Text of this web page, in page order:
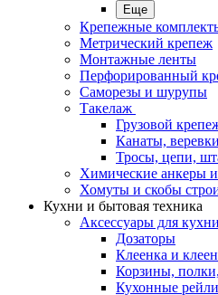
Еще
Крепежные
Метрический крепеж
Монтажные ленты
Перфорированный
Саморезы и шурупы
Такелаж
Грузовой
Канаты,
Тросы, цепи,
Химические анкеры и
Хомуты и скобы
Кухни и бытовая техника
Аксессуары для кухни
Дозаторы
Клеенка и
Корзины,
Кухонные